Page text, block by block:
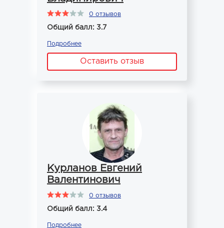
0 отзывов
Общий балл: 3.7
Подробнее
Оставить отзыв
Курланов Евгений
Валентинович
0 отзывов
Общий балл: 3.4
Подробнее